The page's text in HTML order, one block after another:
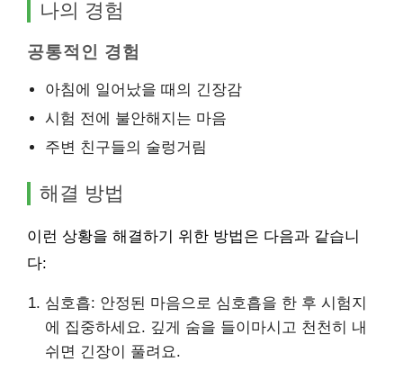
나의 경험
공통적인 경험
아침에 일어났을 때의 긴장감
시험 전에 불안해지는 마음
주변 친구들의 술렁거림
해결 방법
이런 상황을 해결하기 위한 방법은 다음과 같습니
다:
심호흡: 안정된 마음으로 심호흡을 한 후 시험지
에 집중하세요. 깊게 숨을 들이마시고 천천히 내
쉬면 긴장이 풀려요.